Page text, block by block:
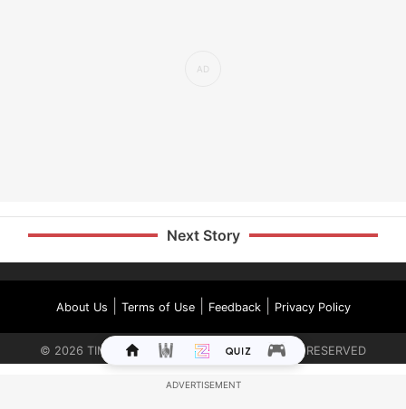
Next Story
About Us Terms of Use| Feedback| Privacy Policy
© 2026 TIMES INTERNET LIMITED. ALL RIGHTS RESERVED